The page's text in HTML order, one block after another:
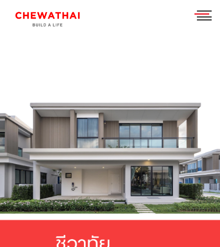
ชีวาวัลย์ ปิ่นเกล้า-สาทร
ชีวารมย์ นครอินทร์
ชีวารมย์ ราชพฤกษ์ตัดใหม่
คอนโดมิเนียม
ชีวาทัย ฮอลล์มาร์ค เอกมัย - รามอินทรา
ชีวาทัย ปิ่นเกล้า
ชีวาทัย เรสซิเดนซ์ ทองหล่อ
ชีวาทัย ฮอลล์มาร์ค ลาดพร้าว - โชคชัย 4 เฟส 2
ชีวาทัย เกษตร - นวมินทร์
เดอะ สุรวงศ์
ชีวาทัย เรสซิเดนซ์ อโศก
ชีวาทัย ฮอลล์มาร์ค ลาดพร้าว - โชคชัย 4
ชีวาโฮม สุขสวัสดิ์ - ประชาอุทิศ
ชีวาโฮม วงแหวน - ลำลูกกา
ชีวาโฮม กรุงเทพ - ปทุม
ชีวาโฮม รังสิต - ปทุม
ชีวา ฮาร์ท สุขุมวิท 62/1
ชีวา ฮาร์ท สุขุมวิท 36
โฮมออฟฟิศ
ชีวา บิซ โฮม เอกชัย-บางบอน
ที่อยู่อาศัยมือสอง
ค้นหาตามโซน
นักลงทุนสัมพันธ์
แบรนด์ชีวาทัย
ข้อมูลพื้นฐาน
ภาพรวมธุรกิจบริษัท
ชีวาทัยโซไซตี้
Home
ข่าว&โปรโมชั่น